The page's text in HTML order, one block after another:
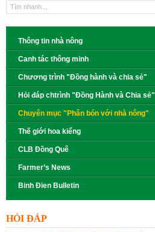
Thông tin nhà nông
Canh tác thông minh
Chương trình "Đồng hành và chia sẻ"
Hỏi đáp chtrình "Đồng Hành và Chia sẻ"
Chuyên mục "Phân bón với nhà nông"
Thế giới hoa kiểng
CLB Đồng Quê
Farmer’s News
Binh Đien Bulletin
HỎI ĐÁP